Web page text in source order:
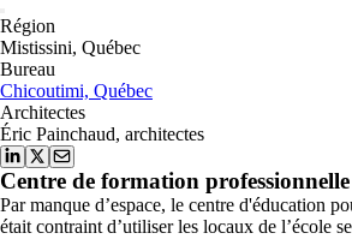
Région
Mistissini, Québec
Bureau
Chicoutimi, Québec
Architectes
Éric Painchaud, architectes
Centre de formation
Par manque d’espace, le centre d'éducation
était contraint d’utiliser les locaux de l’école